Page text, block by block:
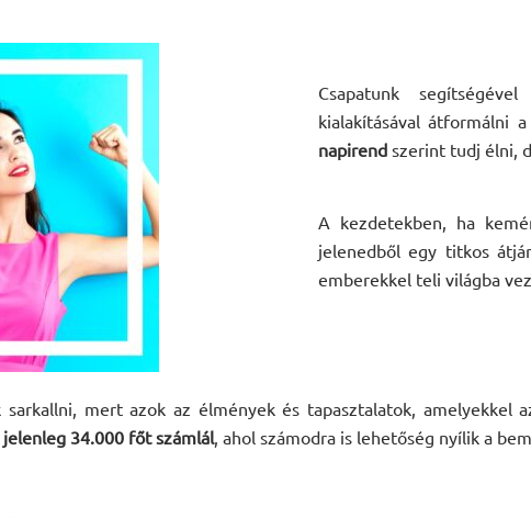
Csapatunk
kialakításával átformálni
napirend szerint tudj élni,
A kezdetekben, ha
jelenedből egy titkos
emberekkel teli világba
sarkallni, mert azok az élmények és tapasztalatok, amelyekkel
jelenleg 34.000 főt számlál , ahol számodra is lehetőség nyílik a